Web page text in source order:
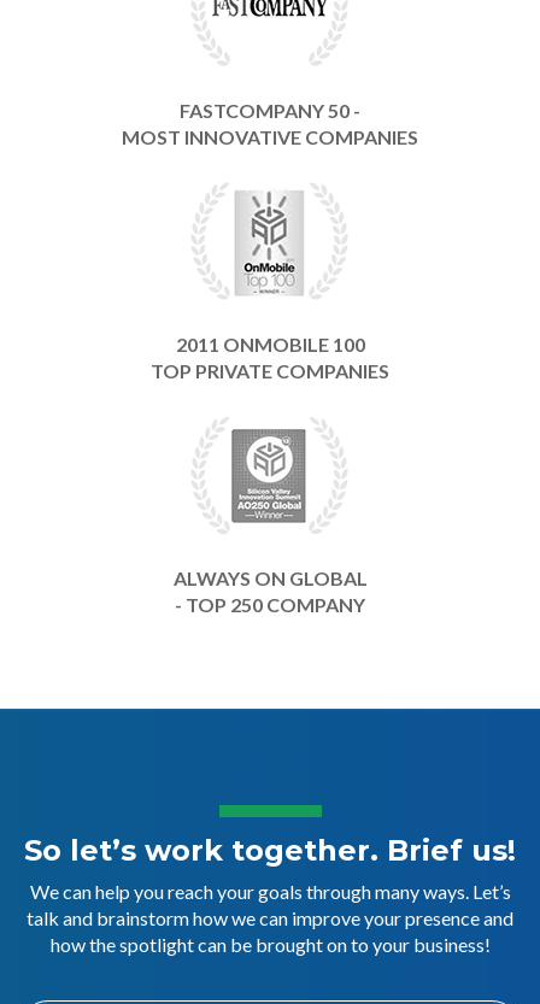
FASTCOMPANY 50 -
MOST INNOVATIVE COMPANIES
2011 ONMOBILE 100
TOP PRIVATE COMPANIES
ALWAYS ON GLOBAL
- TOP 250 COMPANY
So let’s work together. Brief us!
We can help you reach your goals through many ways. Let’s
talk and brainstorm how we can improve your presence and
how the spotlight can be brought on to your business!